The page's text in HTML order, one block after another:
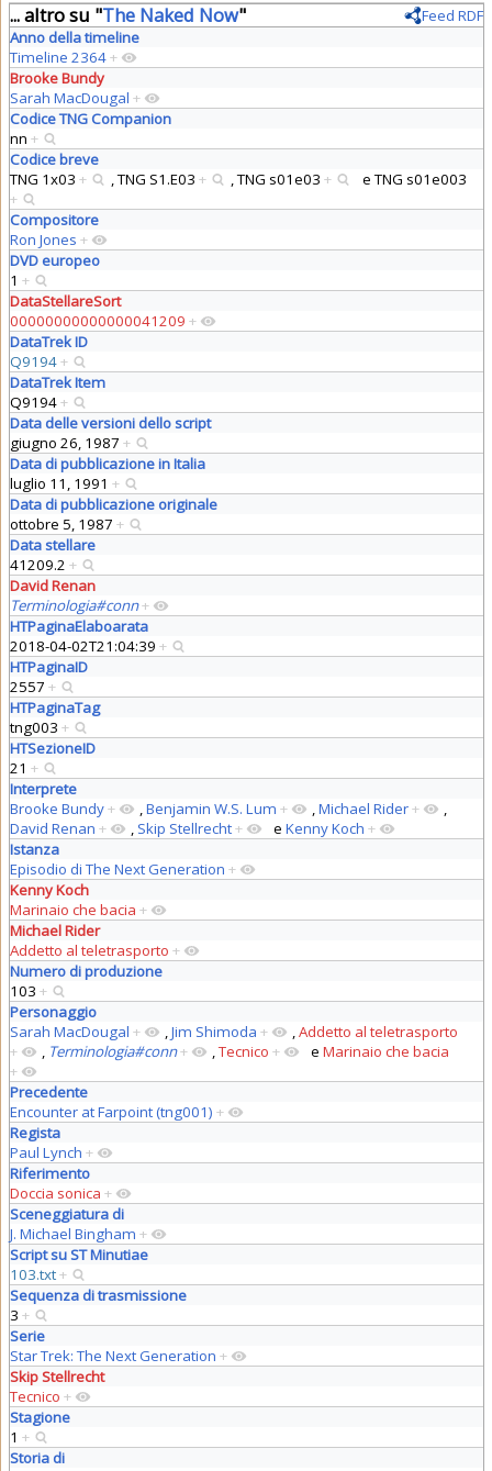
... altro su "The Naked Now"
Feed RDF
Anno della timeline
Timeline 2364+
Brooke Bundy
Sarah MacDougal +
Codice TNG Companion
nn +
Codice breve
TNG 1x03 + ,TNG S1.E03 + ,TNG s01e03 + eTNG s01e003
+
Compositore
Ron Jones +
DVD europeo
1 +
DataStellareSort
00000000000000041209 +
DataTrek ID
Q9194+
DataTrek Item
Q9194+
Data delle versioni dello script
giugno 26, 1987 +
Data di pubblicazione in Italia
luglio 11, 1991 +
Data di pubblicazione originale
ottobre 5, 1987 +
Data stellare
41209.2 +
David Renan
Terminologia#conn+
HTPaginaElaboarata
2018-04-02T21:04:39 +
HTPaginaID
2557 +
HTPaginaTag
tng003 +
HTSezioneID
21 +
Interprete
Brooke Bundy+ ,Benjamin W.S. Lum + ,Michael Rider+
,
David Renan + , Skip Stellrecht+ e Kenny Koch +
Istanza
Episodio di The Next Generation +
Kenny Koch
Marinaio che bacia +
Michael Rider
Addetto al teletrasporto +
Numero di produzione
103 +
Personaggio
Sarah MacDougal + ,Jim Shimoda + ,Addetto al teletrasporto
+
, Terminologia#conn+ ,Tecnico + e Marinaio che bacia
+
Precedente
Encounter at Farpoint (tng001) +
Regista
Paul Lynch +
Riferimento
Doccia sonica +
Sceneggiatura di
J. Michael Bingham +
Script su ST Minutiae
103.txt+
Sequenza di trasmissione
3 +
Serie
Star Trek: The Next Generation +
Skip Stellrecht
Tecnico +
Stagione
1 +
Storia di